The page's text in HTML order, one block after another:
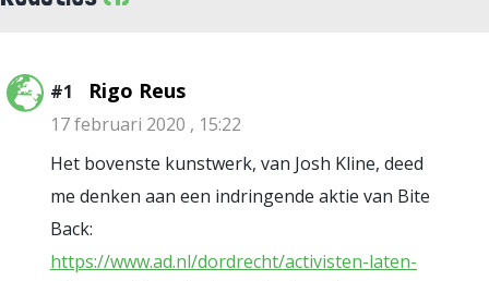
#1 Rigo Reus
17 februari 2020 , 15:22
Het bovenste kunstwerk, van Josh Kline, deed
me denken aan een indringende aktie van Bite
Back:
https://www.ad.nl/dordrecht/activisten-laten-